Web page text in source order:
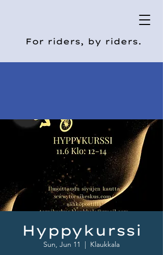
For riders, by riders.
Hyppykurssi
Sun, Jun 11
  |
Klaukkala